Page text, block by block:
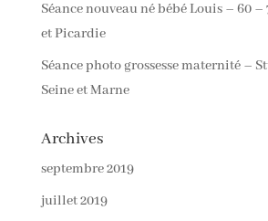
Séance nouveau né bébé Louis – 60 –
et Picardie
Séance photo grossesse maternité –
Seine et Marne
Archives
septembre 2019
juillet 2019